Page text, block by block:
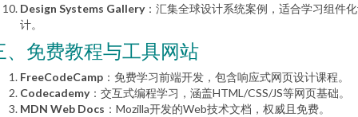
Design Systems Gallery：汇集全球设计系统案例，适合学习组件
计。
、免费教程与工具网站
FreeCodeCamp ：免费学习前端开发，包含响应式网页设计课程。
Codecademy：交互式编程学习，涵盖HTML/CSS/JS等网页基础。
MDN Web Docs ：Mozilla开发的Web技术文档，权威且免费。